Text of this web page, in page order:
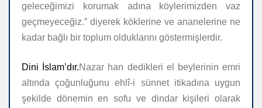
geleceğimizi korumak adına köylerimizden vaz
geçmeyeceğiz.” diyerek köklerine ve ananelerine ne
kadar bağlı bir toplum olduklarını göstermişlerdir.
Dini İslam’dır.Nazar han dedikleri el beylerinin emri
altında çoğunluğunu ehlî-i sünnet itikadına uygun
şekilde dönemin en sofu ve dindar kişileri olarak